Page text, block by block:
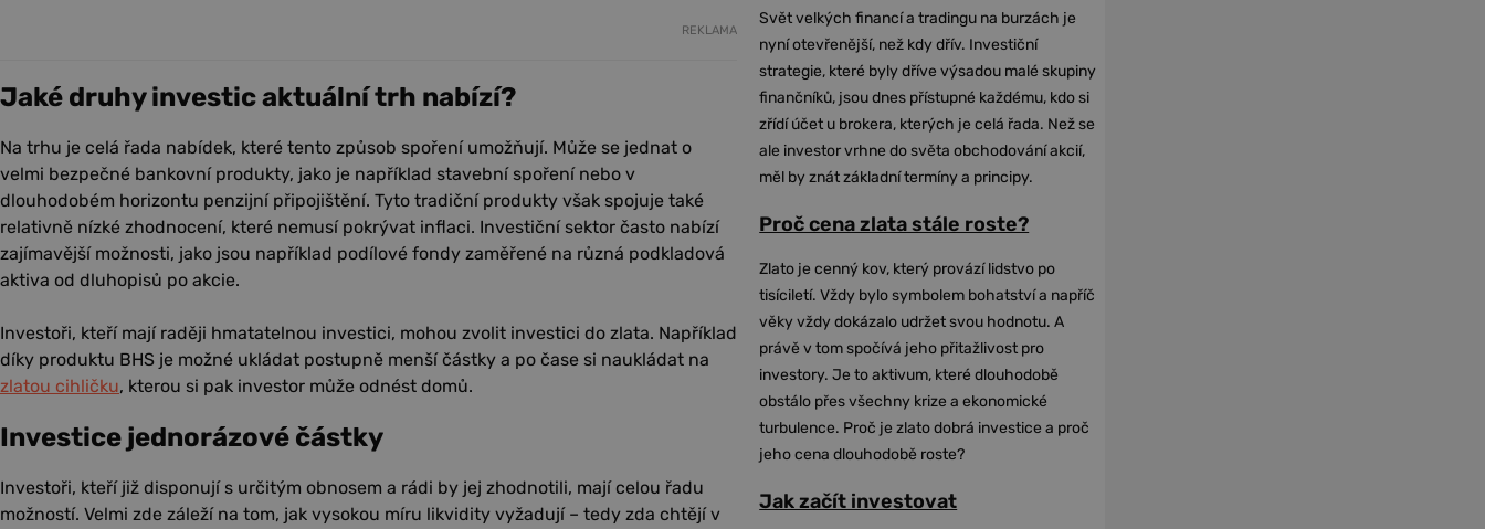
REKLAMA
Jaké druhy investic aktuální trh nabízí?
Na trhu je celá řada nabídek, které tento způsob spoření umožňují. Může se jednat o
velmi bezpečné bankovní produkty, jako je například stavební spoření nebo v
dlouhodobém horizontu penzijní připojištění. Tyto tradiční produkty však spojuje také
relativně nízké zhodnocení, které nemusí pokrývat inflaci. Investiční sektor často nabízí
zajímavější možnosti, jako jsou například podílové fondy zaměřené na různá podkladová
aktiva od dluhopisů po akcie.
Investoři, kteří mají raději hmatatelnou investici, mohou zvolit investici do zlata. Například
díky produktu BHS je možné ukládat postupně menší částky a po čase si naukládat na
zlatou cihličku, kterou si pak investor může odnést domů.
Investice jednorázové částky
Investoři, kteří již disponují s určitým obnosem a rádi by jej zhodnotili, mají celou řadu
možností. Velmi zde záleží na tom, jak vysokou míru likvidity vyžadují – tedy zda chtějí v
Svět velkých financí a tradingu na burzách je
nyní otevřenější, než kdy dřív. Investiční
strategie, které byly dříve výsadou malé skupiny
finančníků, jsou dnes přístupné každému, kdo si
zřídí účet u brokera, kterých je celá řada. Než se
ale investor vrhne do světa obchodování akcií,
měl by znát základní termíny a principy.
Proč cena zlata stále roste?
Zlato je cenný kov, který provází lidstvo po
tisíciletí. Vždy bylo symbolem bohatství a napříč
věky vždy dokázalo udržet svou hodnotu. A
právě v tom spočívá jeho přitažlivost pro
investory. Je to aktivum, které dlouhodobě
obstálo přes všechny krize a ekonomické
turbulence. Proč je zlato dobrá investice a proč
jeho cena dlouhodobě roste?
Jak začít investovat